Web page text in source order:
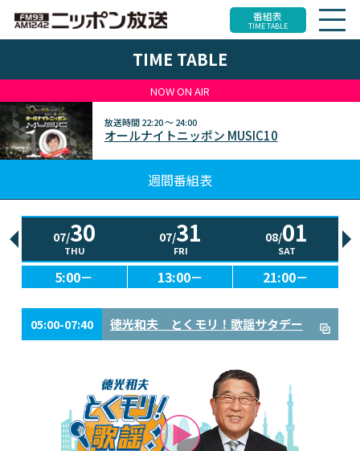
番組表
TIME TABLE
TIME TABLE
NOW ON AIR
放送時間22:20 ～ 24:00
オールナイトニッポン MUSIC10
週間番組表
07/30
THU
07/31
FRI
08/01
SAT
5:00－ 13:00－ 21:00－
05:00-07:40 徳光和夫 とくモリ！歌謡サタデー